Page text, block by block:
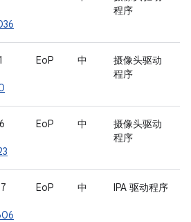
程序
EoP 中
摄像头驱动
程序
EoP 中
摄像头驱动
程序
EoP 中 IPA 驱动程序